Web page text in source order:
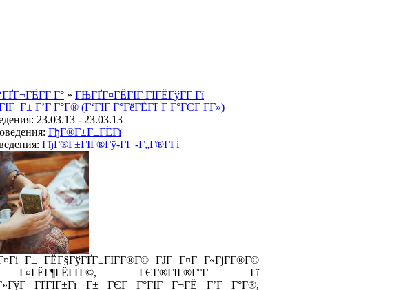
Г° » ГЊГҐГ¤ГЁГІГ ГІГЁГўГ­Г Гї
Г± Г’Г Г°Г® (Г‘ГІГ Г°ГёГЁГҐ Г Г°ГЄГ Г­Г»)
23.03.13 - 23.03.13
ГђГ®Г±Г±ГЁГї
ГђГ®Г±ГІГ®Гў-Г­Г -Г„Г®Г­Гі
Г± ГЁГ§ГўГҐГ±ГІГ­Г®Г© ГЈГ Г¤Г Г«ГјГ­Г®Г©
Г¤ГЁГ¶ГЁГҐГ©, ГЄГ®ГІГ®Г°Г Гї
ГҐГІГ±Гї Г± ГЄГ Г°ГІГ Г¬ГЁ Г’Г Г°Г®,